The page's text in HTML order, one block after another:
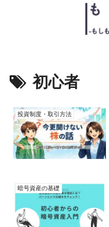
初心者
投資制度・取引方法
暗号資産の基礎